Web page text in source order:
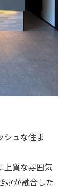
シュな住ま
上質な雰囲気
🌿が融合した